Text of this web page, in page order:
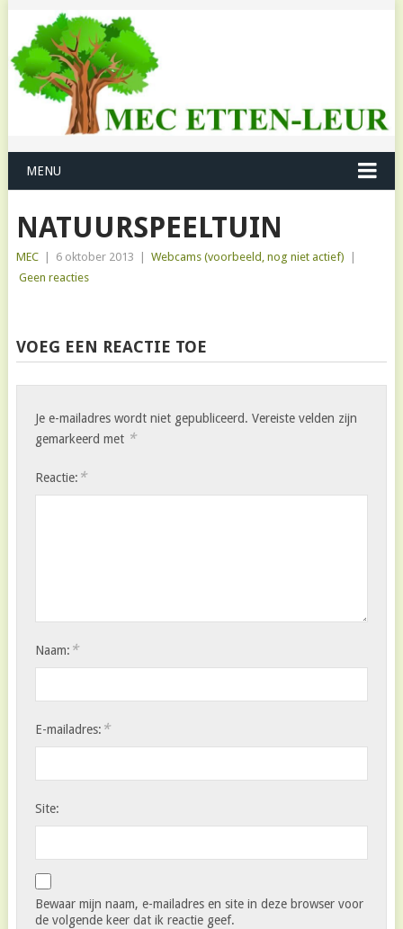
MENU
NATUURSPEELTUIN
MEC 6 oktober 2013 Webcams (voorbeeld, nog niet actief)
Geen reacties
VOEG EEN REACTIE TOE
Je e-mailadres wordt niet gepubliceerd. Vereiste velden zijn
gemarkeerd met *
Reactie: *
Naam: *
E-mailadres: *
Site:
Bewaar mijn naam, e-mailadres en site in deze browser voor
de volgende keer dat ik reactie geef.